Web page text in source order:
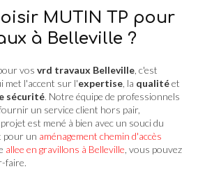
MUTIN TP pour
à Belleville ?
vos vrd travaux Belleville , c'est
met l'accent sur l'expertise , la qualitéet
sécurité. Notre équipe de professionnels
un service client hors pair,
est mené à bien avec un souci du
pour un aménagement chemin d'accès
allee en gravillons à Belleville , vous pouvez
faire.